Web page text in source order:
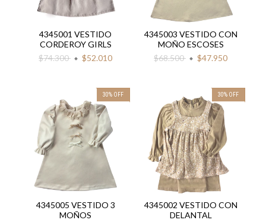
4345001 VESTIDO
CORDEROY GIRLS
$74.300
$52.010
4345003 VESTIDO CON
MOÑO ESCOSES
$68.500
$47.950
30% OFF
4345005 VESTIDO 3
MOÑOS
30% OFF
4345002 VESTIDO CON
DELANTAL